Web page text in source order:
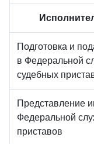
Подготовка и
в Федеральной
судебных
Представление
Федеральной
приставов